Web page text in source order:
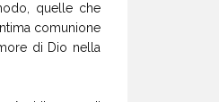
quelle che
comunione
di Dio nella